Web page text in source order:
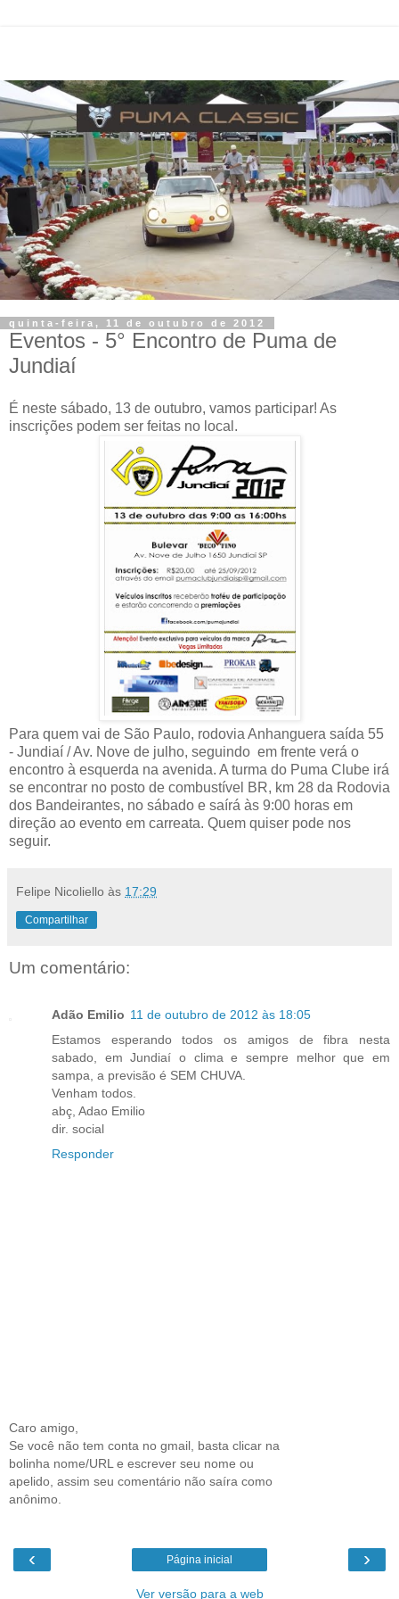
quinta-feira, 11 de outubro de 2012
Eventos - 5° Encontro de Puma de
Jundiaí
É neste sábado, 13 de outubro, vamos participar! As
inscrições podem ser feitas no local.
Para quem vai de São Paulo, rodovia Anhanguera saída 55
- Jundiaí / Av. Nove de julho, seguindo em frente verá o
encontro à esquerda na avenida. A turma do Puma Clube irá
se encontrar no posto de combustível BR, km 28 da Rodovia
dos Bandeirantes, no sábado e saírá às 9:00 horas em
direção ao evento em carreata. Quem quiser pode nos
seguir.
Felipe Nicoliello às 17:29
Compartilhar
Um comentário:
Adão Emilio 11 de outubro de 2012 às 18:05
Estamos esperando todos os amigos de fibra nesta
sabado, em Jundiaí o clima e sempre melhor que em
sampa, a previsão é SEM CHUVA.
Venham todos.
abç, Adao Emilio
dir. social
Responder
Caro amigo,
Se você não tem conta no gmail, basta clicar na
bolinha nome/URL e escrever seu nome ou
apelido, assim seu comentário não saíra como
anônimo.
‹ ›
Página inicial
Ver versão para a web